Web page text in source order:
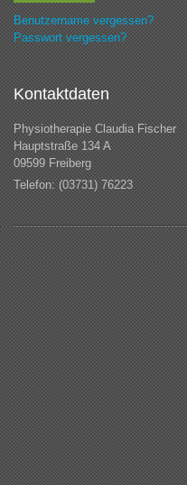
Benutzername vergessen?
Passwort vergessen?
Kontaktdaten
Physiotherapie Claudia Fischer
Hauptstraße 134 A
09599 Freiberg
Telefon: (03731) 76223